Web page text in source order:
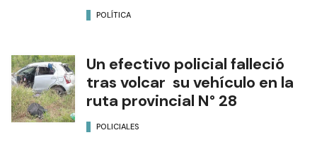
POLÍTICA
Un efectivo policial falleció
tras volcar su vehículo en la
ruta provincial N° 28
POLICIALES